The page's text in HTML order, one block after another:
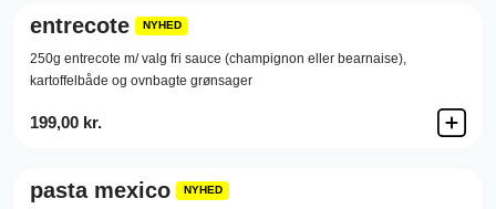
entrecote NYHED
250g entrecote m/ valg fri sauce (champignon eller bearnaise),
kartoffelbåde og ovnbagte grønsager
199,00 kr.
pasta mexico NYHED